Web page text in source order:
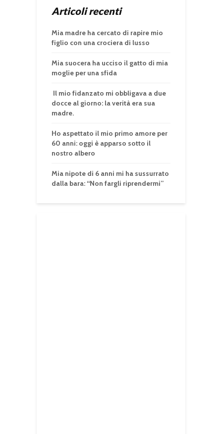
Articoli recenti
Mia madre ha cercato di rapire mio
figlio con una crociera di lusso
Mia suocera ha ucciso il gatto di mia
moglie per una sfida
Il mio fidanzato mi obbligava a due
docce al giorno: la verità era sua
madre.
Ho aspettato il mio primo amore per
60 anni: oggi è apparso sotto il
nostro albero
Mia nipote di 6 anni mi ha sussurrato
dalla bara: “Non fargli riprendermi”